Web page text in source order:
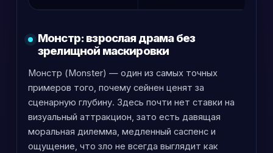
Монстр: взрослая драма без
зрелищной маскировки
Монстр (Monster) — один из самых точных
примеров того, почему сейнен ценят за
сценарную глубину. Здесь почти нет ставки на
визуальный аттракцион, зато есть давящая
моральная дилемма, медленный саспенс и
ощущение, что зло не всегда выглядит как